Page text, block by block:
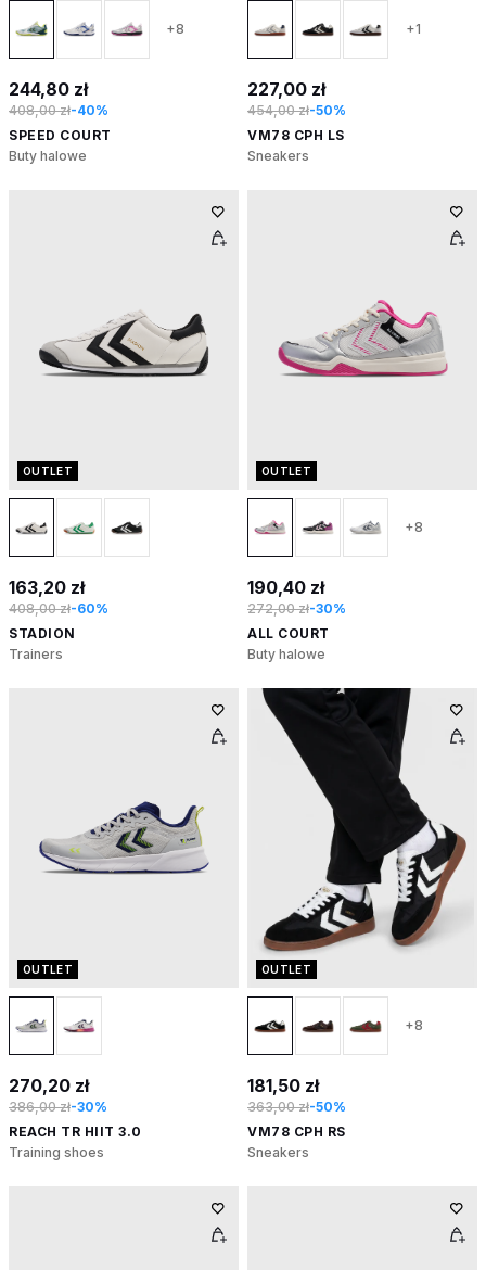
+8
244,80 zł
408,00 zł-40%
SPEED COURT
Buty halowe
+1
227,00 zł
454,00 zł-50%
VM78 CPH LS
Sneakers
OUTLET
163,20 zł
408,00 zł-60%
STADION
Trainers
OUTLET
+8
190,40 zł
272,00 zł-30%
ALL COURT
Buty halowe
OUTLET
270,20 zł
386,00 zł-30%
REACH TR HIIT 3.0
Training shoes
OUTLET
+8
181,50 zł
363,00 zł-50%
VM78 CPH RS
Sneakers